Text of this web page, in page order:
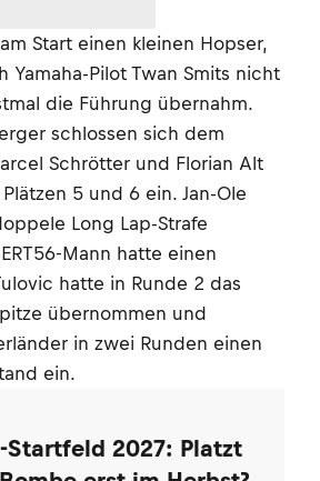
Start einen kleinen Hopser,
Yamaha-Pilot Twan Smits nicht
die Führung übernahm.
schlossen sich dem
Schrötter und Florian Alt
5 und 6 ein. Jan-Ole
Long Lap-Strafe
Mann hatte einen
hatte in Runde 2 das
übernommen und
in zwei Runden einen
ein.
Startfeld 2027: Platzt